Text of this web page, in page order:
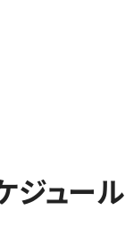
ジュール